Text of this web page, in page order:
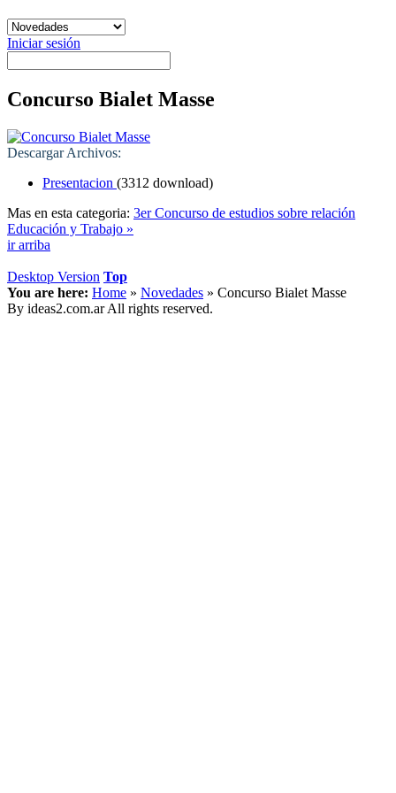
Iniciar sesión
Concurso Bialet Masse
Descargar Archivos:
Presentacion (3312 download)
Mas en esta categoria: 3er Concurso de estudios sobre relación
Educación y Trabajo »
ir arriba
Desktop Version Top
You are here: Home » Novedades » Concurso Bialet Masse
By ideas2.com.ar All rights reserved.